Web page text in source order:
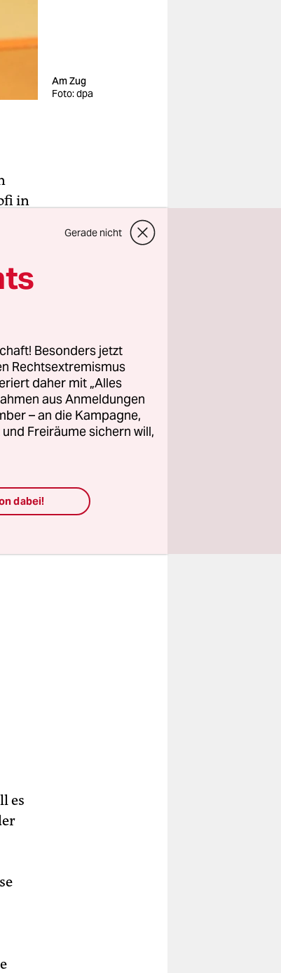
Am Zug
Foto: dpa
in
es
Gerade nicht
Besonders jetzt
Rechtsextremismus
daher mit „Alles
aus Anmeldungen
– an die Kampagne,
Freiräume sichern will,
dabei!